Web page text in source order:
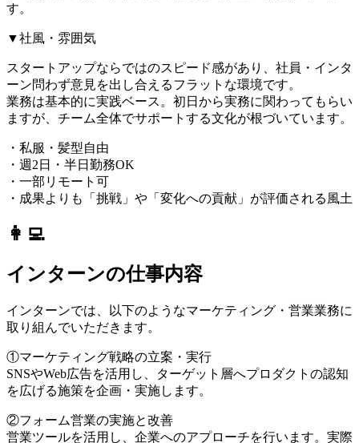
す。
▼社風・雰囲気
スタートアップならではのスピード感があり、社員・インタ
ーン問わず意見を出し合えるフラットな環境です。
業務は基本的に実践ベース。初日から実務に関わってもらい
ますが、チーム全体でサポートする文化が根づいています。
・私服・髪型自由
・週2日・半日勤務OK
・一部リモート可
・成果よりも「挑戦」や「変化への貢献」が評価される風土
👩‍💻
インターンの仕事内容
インターンでは、以下のようなマーケティング・営業業務に
取り組んでいただきます。
①マーケティング戦略の立案・実行
SNSやWeb広告を活用し、ターゲット層へプロダクトの認知
を広げる施策を企画・実施します。
②フォーム営業の実施と改善
営業ツールを活用し、企業へのアプローチを行います。実際